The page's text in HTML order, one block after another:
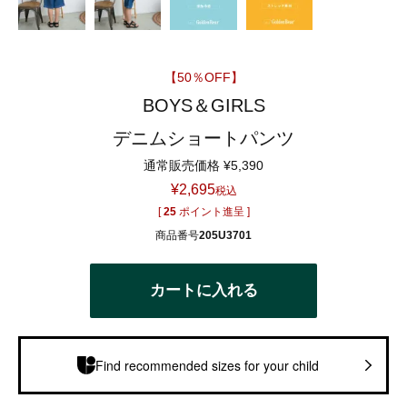
【50％OFF】
BOYS＆GIRLS
デニムショートパンツ
通常販売価格 ¥5,390
¥2,695税込
[ 25 ポイント進呈 ]
商品番号205U3701
カートに入れる
Find recommended sizes for your child